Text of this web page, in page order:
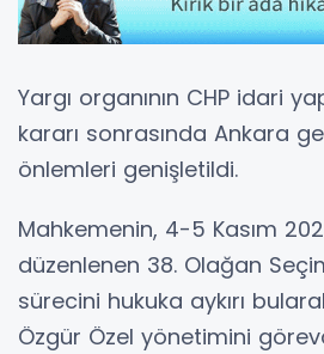
Yargı organının CHP idari
kararı sonrasında Ankara
önlemleri genişletildi.
Mahkemenin, 4-5 Kasım
düzenlenen 38. Olağan
sürecini hukuka aykırı
Özgür Özel yönetimini